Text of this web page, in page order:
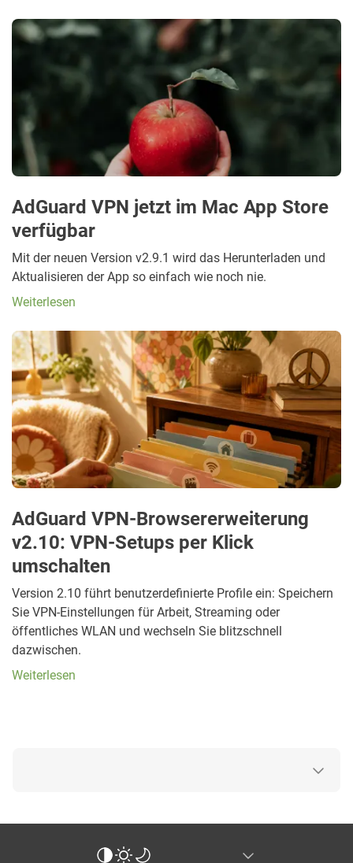
AdGuard VPN jetzt im Mac App Store
verfügbar
Mit der neuen Version v2.9.1 wird das Herunterladen und
Aktualisieren der App so einfach wie noch nie.
Weiterlesen
AdGuard VPN-Browsererweiterung
v2.10: VPN-Setups per Klick
umschalten
Version 2.10 führt benutzerdefinierte Profile ein: Speichern
Sie VPN-Einstellungen für Arbeit, Streaming oder
öffentliches WLAN und wechseln Sie blitzschnell
dazwischen.
Weiterlesen